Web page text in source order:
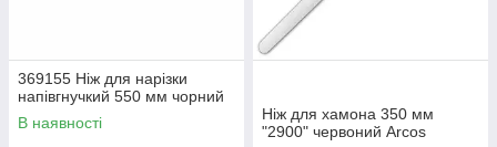
369155 Нiж для нарізки
напівгнучкий 550 мм чорний
В наявності
Ніж для хамона 350 мм
"2900" червоний Arcos